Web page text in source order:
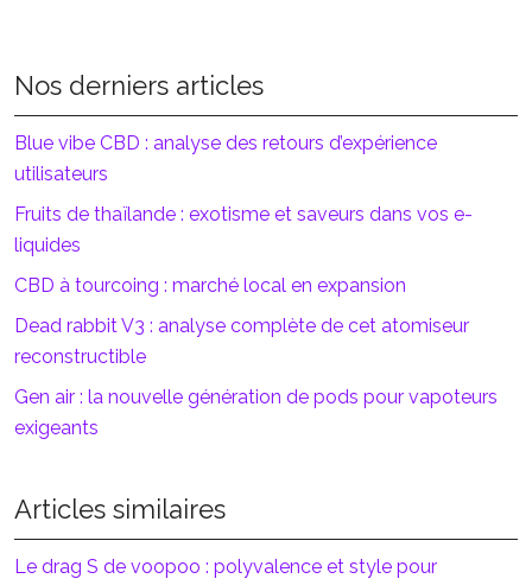
Nos derniers articles
Blue vibe CBD : analyse des retours d’expérience
utilisateurs
Fruits de thaïlande : exotisme et saveurs dans vos e-
liquides
CBD à tourcoing : marché local en expansion
Dead rabbit V3 : analyse complète de cet atomiseur
reconstructible
Gen air : la nouvelle génération de pods pour vapoteurs
exigeants
Articles similaires
Le drag S de voopoo : polyvalence et style pour